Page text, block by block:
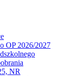
OP 2026/2027
NR